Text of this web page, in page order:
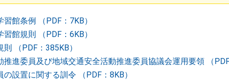
館条例 （PDF：7KB）
館規則 （PDF：6KB）
（PDF：385KB）
進委員及び地域交通安全活動推進委員協議会運用要領 （PDF
設置に関する訓令 （PDF：8KB）